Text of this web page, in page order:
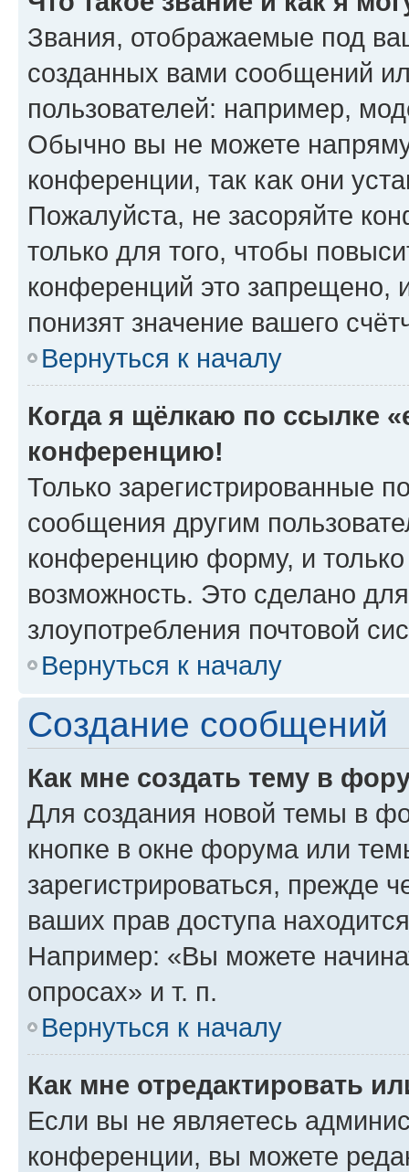
Звания, отображаемые под
созданных вами сообщений
пользователей: например,
Обычно вы не можете
конференции, так как они
Пожалуйста, не засоряйте
только для того, чтобы
конференций это запрещено,
понизят значение вашего
Вернуться к началу
Когда я щёлкаю по ссылке
конференцию!
Только зарегистрированные
сообщения другим
конференцию форму, и
возможность. Это сделано
злоупотребления почтовой
Вернуться к началу
Создание сообщений
Как мне создать тему в
Для создания новой темы в
кнопке в окне форума или
зарегистрироваться, прежде
ваших прав доступа
Например: «Вы можете
опросах» и т. п.
Вернуться к началу
Как мне отредактировать
Если вы не являетесь
конференции, вы можете